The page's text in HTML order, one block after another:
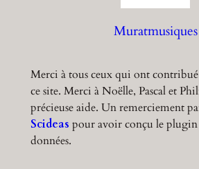
Muratmusiques
Merci à tous ceux qui ont
ce site. Merci à Noëlle, Pascal et
précieuse aide. Un remerciement
Scideas pour avoir conçu le plugin
données.